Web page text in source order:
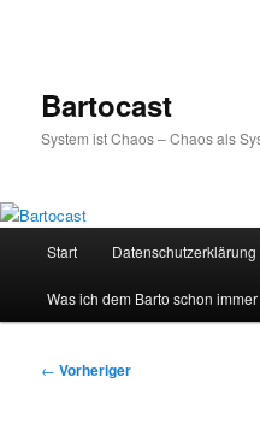
Bartocast
System ist Chaos – Chaos als
Start Datenschutzerklärung
Was ich dem Barto schon
Beitragsnavigation
← Vorheriger